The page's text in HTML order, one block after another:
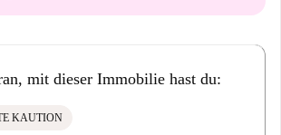
mit dieser Immobilie hast du:
KAUTION